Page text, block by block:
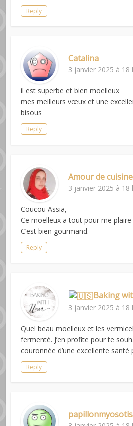
Reply
Catalina
3 janvier 2025 à 18
il est superbe et bien moelleux
mes meilleurs vœux et une
bisous
Reply
Amour de cuisine
3 janvier 2025 à 18
Coucou Assia,
Ce moelleux a tout pour me
C’est bien gourmand.
Reply
Baking
3 janvier 2025 à 18
Quel beau moelleux et les
fermenté. J’en profite pour te
couronnée d’une excellente
Reply
papillonmyosotis